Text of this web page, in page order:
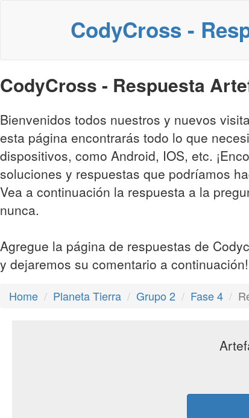
CodyCross -
CodyCross - Respuesta
Bienvenidos todos nuestros y nuevos
esta página encontrarás todo lo que
dispositivos, como Android, IOS, etc.
soluciones y respuestas que podríamos
Vea a continuación la respuesta a la
nunca.
Agregue la página de respuestas de
y dejaremos su comentario a continuación!
Home Planeta Tierra Grupo 2 Fase 4